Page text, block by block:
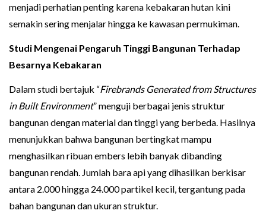
menjadi perhatian penting karena kebakaran hutan kini
semakin sering menjalar hingga ke kawasan permukiman.
Studi Mengenai Pengaruh Tinggi Bangunan Terhadap
Besarnya Kebakaran
Dalam studi bertajuk “Firebrands Generated from Structures
in Built Environment” menguji berbagai jenis struktur
bangunan dengan material dan tinggi yang berbeda. Hasilnya
menunjukkan bahwa bangunan bertingkat mampu
menghasilkan ribuan embers lebih banyak dibanding
bangunan rendah. Jumlah bara api yang dihasilkan berkisar
antara 2.000 hingga 24.000 partikel kecil, tergantung pada
bahan bangunan dan ukuran struktur.